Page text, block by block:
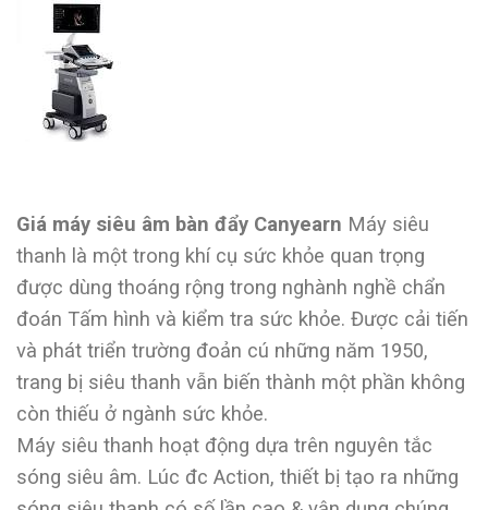
Giá máy siêu âm bàn đẩy Canyearn Máy siêu
thanh là một trong khí cụ sức khỏe quan trọng
được dùng thoáng rộng trong nghành nghề chẩn
đoán Tấm hình và kiểm tra sức khỏe. Được cải tiến
và phát triển trường đoản cú những năm 1950,
trang bị siêu thanh vẫn biến thành một phần không
còn thiếu ở ngành sức khỏe.
Máy siêu thanh hoạt động dựa trên nguyên tắc
sóng siêu âm. Lúc đc Action, thiết bị tạo ra những